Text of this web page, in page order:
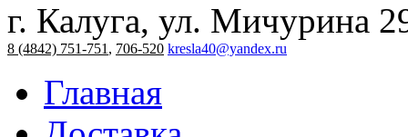
г. Калуга, ул. Мичурина
8 (4842) 751-751 , 706-520 kresla40@yandex.ru
Главная